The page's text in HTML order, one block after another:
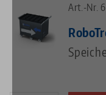
Art.-Nr.